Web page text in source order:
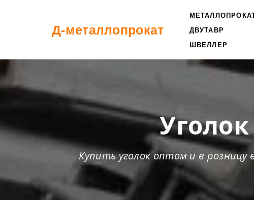
Д-металлопрокат
ДВУТАВР
ШВЕЛЛЕР
Купить уголок оптом и в розницу